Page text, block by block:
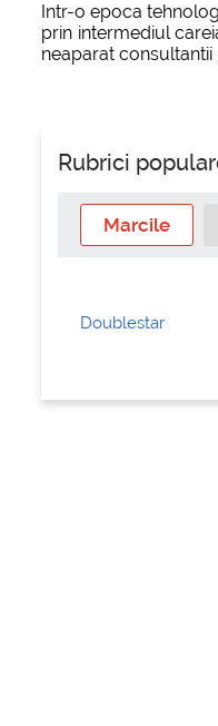
Intr-o epoca
prin intermediul
neaparat
Rubrici
Marcile
Doublestar